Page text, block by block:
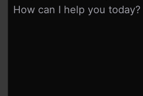
How can I help you today?